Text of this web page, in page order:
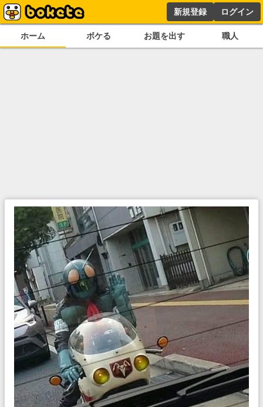
新規登録 ログイン
ホーム ボケる お題を出す 職人